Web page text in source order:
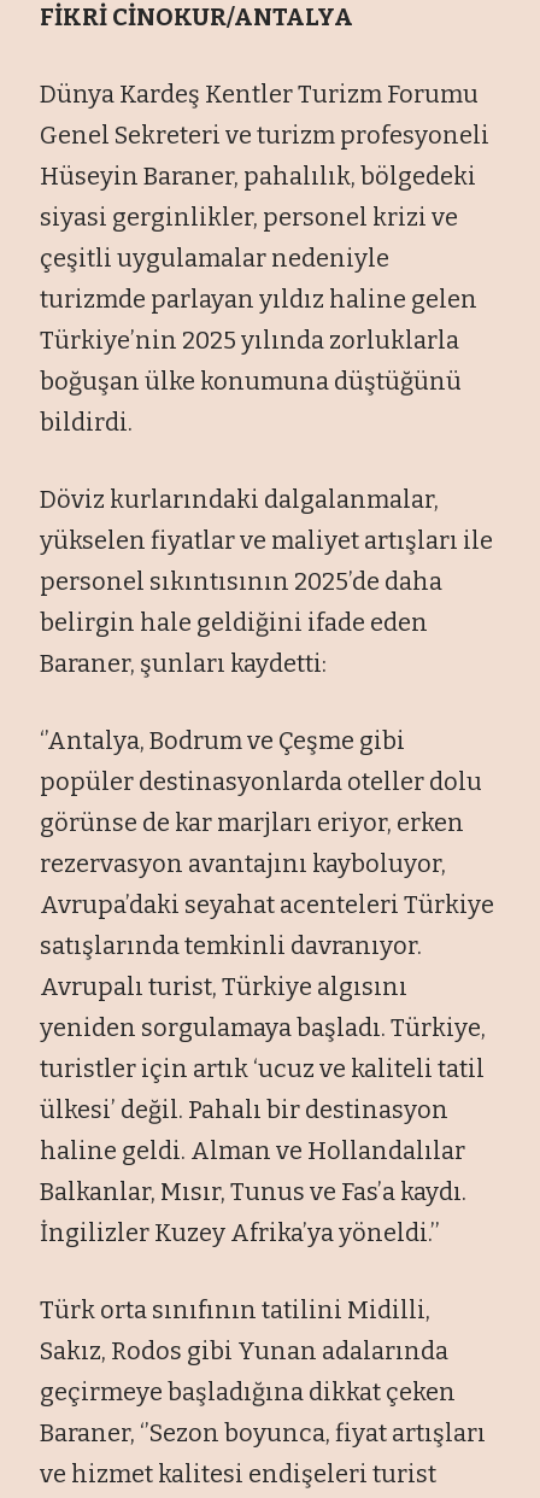
FİKRİ CİNOKUR/ANTALYA
Dünya Kardeş Kentler Turizm Forumu
Genel Sekreteri ve turizm profesyoneli
Hüseyin Baraner, pahalılık, bölgedeki
siyasi gerginlikler, personel krizi ve
çeşitli uygulamalar nedeniyle
turizmde parlayan yıldız haline gelen
Türkiye’nin 2025 yılında zorluklarla
boğuşan ülke konumuna düştüğünü
bildirdi.
Döviz kurlarındaki dalgalanmalar,
yükselen fiyatlar ve maliyet artışları ile
personel sıkıntısının 2025’de daha
belirgin hale geldiğini ifade eden
Baraner, şunları kaydetti:
‘’Antalya, Bodrum ve Çeşme gibi
popüler destinasyonlarda oteller dolu
görünse de kar marjları eriyor, erken
rezervasyon avantajını kayboluyor,
Avrupa’daki seyahat acenteleri Türkiye
satışlarında temkinli davranıyor.
Avrupalı turist, Türkiye algısını
yeniden sorgulamaya başladı. Türkiye,
turistler için artık ‘ucuz ve kaliteli tatil
ülkesi’ değil. Pahalı bir destinasyon
haline geldi. Alman ve Hollandalılar
Balkanlar, Mısır, Tunus ve Fas’a kaydı.
İngilizler Kuzey Afrika’ya yöneldi.’’
Türk orta sınıfının tatilini Midilli,
Sakız, Rodos gibi Yunan adalarında
geçirmeye başladığına dikkat çeken
Baraner, ‘’Sezon boyunca, fiyat artışları
ve hizmet kalitesi endişeleri turist